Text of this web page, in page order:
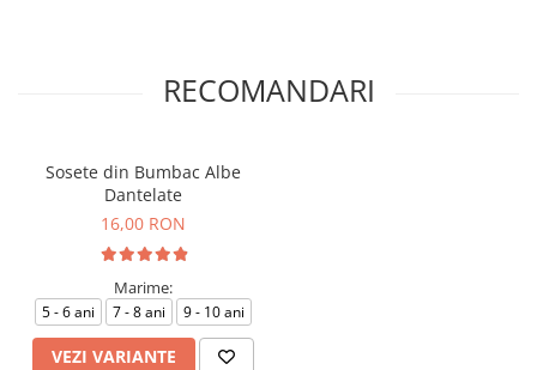
RECOMANDARI
Sosete din Bumbac Albe
Dantelate
16,00 RON
Marime:
5 - 6 ani 7 - 8 ani 9 - 10 ani
VEZI VARIANTE